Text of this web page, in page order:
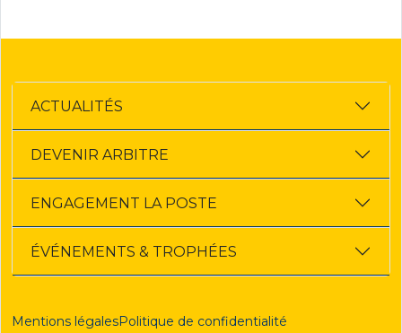
ACTUALITÉS
DEVENIR ARBITRE
ENGAGEMENT LA POSTE
ÉVÉNEMENTS & TROPHÉES
Mentions légalesPolitique de confidentialité